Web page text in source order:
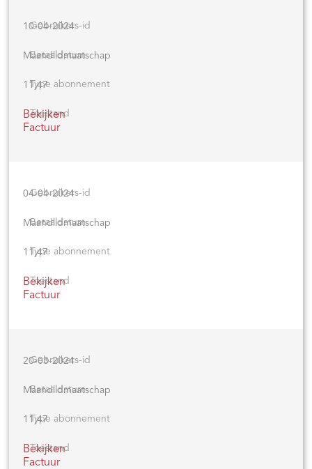
10-04-2024
Maandlidmaatschap
11,47
Bekijken
Factuur
04-04-2024
Maandlidmaatschap
11,47
Bekijken
Factuur
20-03-2024
Maandlidmaatschap
11,47
Bekijken
Factuur